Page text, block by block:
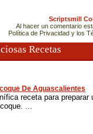
Scriptsmill
Al hacer un comentario
Política de Privacidad y los
Recetas
De Aguascalientes
receta para preparar
...